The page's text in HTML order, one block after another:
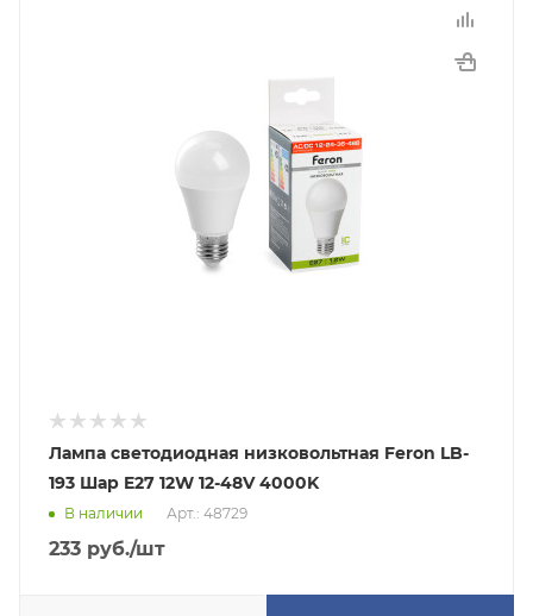
Лампа светодиодная низковольтная Feron LB-
193 Шар E27 12W 12-48V 4000K
В наличии Арт.: 48729
233 руб./шт